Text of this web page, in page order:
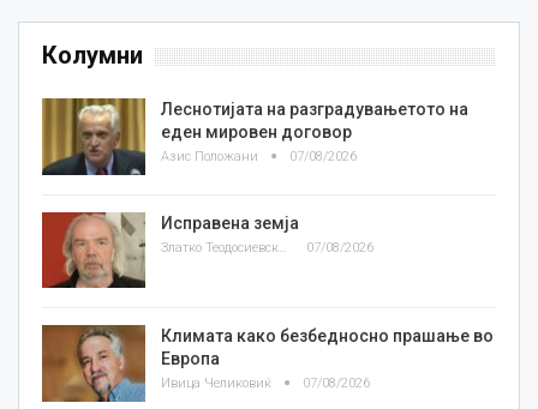
Колумни
Леснотијата на разградувањетото на
еден мировен договор
Азис Положани 07/08/2026
Исправена земја
Златко Теодосиевски 07/08/2026
Климата како безбедносно прашање во
Европа
Ивица Челиковиќ 07/08/2026